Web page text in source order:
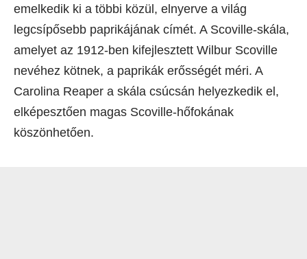
emelkedik ki a többi közül, elnyerve a világ
legcsípősebb paprikájának címét. A Scoville-skála,
amelyet az 1912-ben kifejlesztett Wilbur Scoville
nevéhez kötnek, a paprikák erősségét méri. A
Carolina Reaper a skála csúcsán helyezkedik el,
elképesztően magas Scoville-hőfokának
köszönhetően.